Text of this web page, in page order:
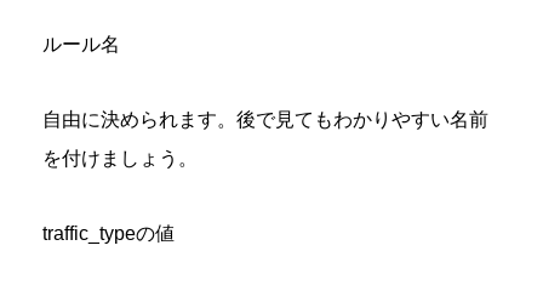
ルール名
自由に決められます。後で見てもわかりやすい名前
を付けましょう。
traffic_typeの値